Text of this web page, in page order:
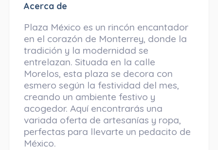
Acerca de
Plaza México es un rincón encantador
en el corazón de Monterrey, donde la
tradición y la modernidad se
entrelazan. Situada en la calle
Morelos, esta plaza se decora con
esmero según la festividad del mes,
creando un ambiente festivo y
acogedor. Aquí encontrarás una
variada oferta de artesanías y ropa,
perfectas para llevarte un pedacito de
México.